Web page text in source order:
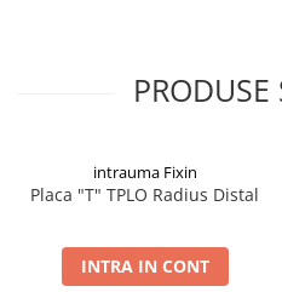
intrauma Fixin
Placa "T" TPLO Radius Distal
INTRA IN CONT